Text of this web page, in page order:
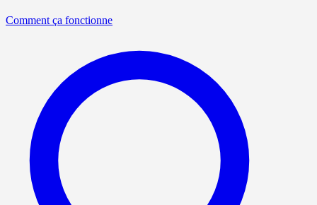
Comment ça fonctionne